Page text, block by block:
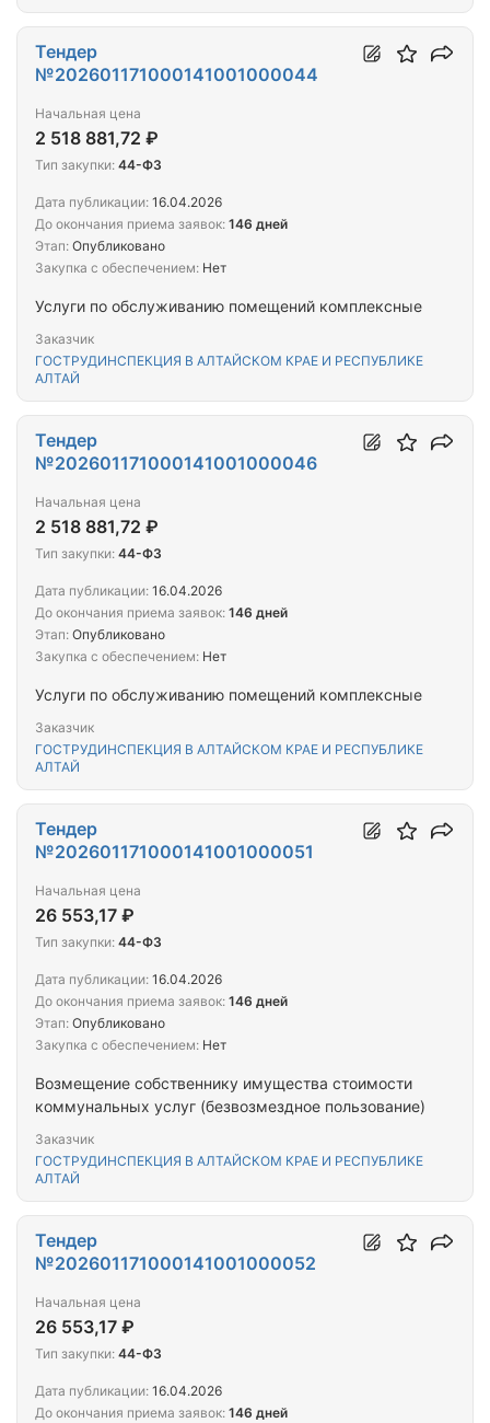
Услуги по обслуживанию помещений комплексные
Заказчик
ГОСТРУДИНСПЕКЦИЯ В АЛТАЙСКОМ КРАЕ И РЕСПУБЛИКЕ
АЛТАЙ
Тендер
№202601171000141001000044
Начальная цена
2 518 881,72 ₽
Тип закупки: 44-ФЗ
Дата публикации: 16.04.2026
До окончания приема заявок: 146 дней
Этап: Опубликовано
Закупка с обеспечением: Нет
Услуги по обслуживанию помещений комплексные
Заказчик
ГОСТРУДИНСПЕКЦИЯ В АЛТАЙСКОМ КРАЕ И РЕСПУБЛИКЕ
АЛТАЙ
Тендер
№202601171000141001000046
Начальная цена
2 518 881,72 ₽
Тип закупки: 44-ФЗ
Дата публикации: 16.04.2026
До окончания приема заявок: 146 дней
Этап: Опубликовано
Закупка с обеспечением: Нет
Возмещение собственнику имущества стоимости
коммунальных услуг (безвозмездное пользование)
Заказчик
ГОСТРУДИНСПЕКЦИЯ В АЛТАЙСКОМ КРАЕ И РЕСПУБЛИКЕ
АЛТАЙ
Тендер
№202601171000141001000051
Начальная цена
26 553,17 ₽
Тип закупки: 44-ФЗ
Дата публикации: 16.04.2026
До окончания приема заявок: 146 дней
Этап: Опубликовано
Закупка с обеспечением: Нет
Тендер
№202601171000141001000052
Начальная цена
26 553,17 ₽
Тип закупки: 44-ФЗ
Дата публикации: 16.04.2026
До окончания приема заявок: 146 дней